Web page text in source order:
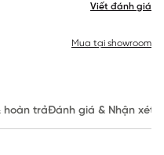
Viết đánh giá
Mua tại showroom
hoàn trảĐánh giá & Nhận xét